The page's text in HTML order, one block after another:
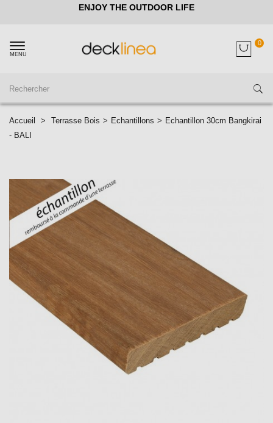
ENJOY THE OUTDOOR LIFE
MENU
0
Accueil > Terrasse Bois > Echantillons > Echantillon 30cm Bangkirai
- BALI